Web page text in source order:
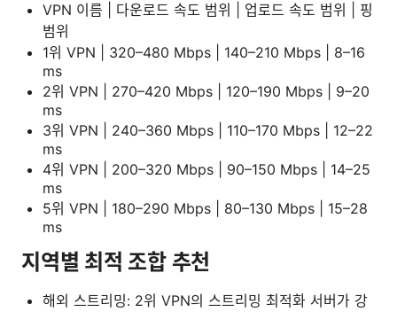
VPN 이름 | 다운로드 속도 범위 | 업로드 속도 범위 | 핑
범위
1위 VPN | 320–480 Mbps | 140–210 Mbps | 8–16
ms
2위 VPN | 270–420 Mbps | 120–190 Mbps | 9–20
ms
3위 VPN | 240–360 Mbps | 110–170 Mbps | 12–22
ms
4위 VPN | 200–320 Mbps | 90–150 Mbps | 14–25
ms
5위 VPN | 180–290 Mbps | 80–130 Mbps | 15–28
ms
지역별 최적 조합 추천
해외 스트리밍: 2위 VPN의 스트리밍 최적화 서버가 강